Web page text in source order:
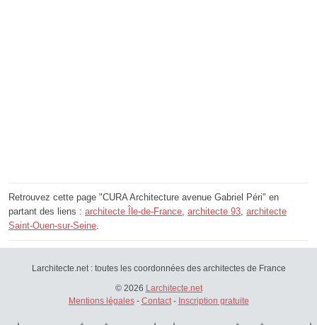
Retrouvez cette page "CURA Architecture avenue Gabriel Péri" en
partant des liens : architecte Île-de-France, architecte 93, architecte
Saint-Ouen-sur-Seine.
Larchitecte.net : toutes les coordonnées des architectes de France
© 2026 Larchitecte.net
Mentions légales- Contact- Inscription gratuite